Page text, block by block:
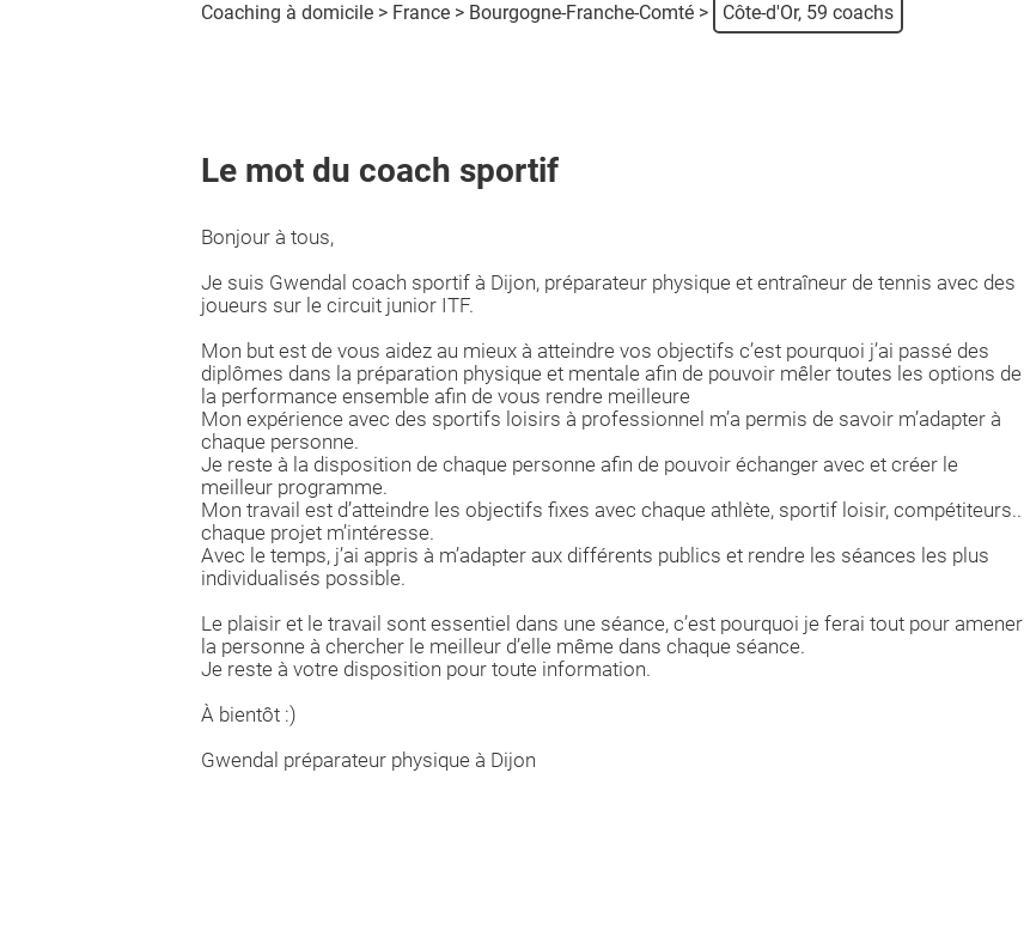
Coaching à domicile > France > Bourgogne-Franche-Comté > Côte-d'Or, 59 coachs
Le mot du coach sportif
Bonjour à tous,
Je suis Gwendal coach sportif à Dijon, préparateur physique et entraîneur de tennis avec des
joueurs sur le circuit junior ITF.
Mon but est de vous aidez au mieux à atteindre vos objectifs c’est pourquoi j’ai passé des
diplômes dans la préparation physique et mentale afin de pouvoir mêler toutes les options de
la performance ensemble afin de vous rendre meilleure
Mon expérience avec des sportifs loisirs à professionnel m’a permis de savoir m’adapter à
chaque personne.
Je reste à la disposition de chaque personne afin de pouvoir échanger avec et créer le
meilleur programme.
Mon travail est d’atteindre les objectifs fixes avec chaque athlète, sportif loisir, compétiteurs..
chaque projet m’intéresse.
Avec le temps, j’ai appris à m’adapter aux différents publics et rendre les séances les plus
individualisés possible.
Le plaisir et le travail sont essentiel dans une séance, c’est pourquoi je ferai tout pour amener
la personne à chercher le meilleur d’elle même dans chaque séance.
Je reste à votre disposition pour toute information.
À bientôt :)
Gwendal préparateur physique à Dijon